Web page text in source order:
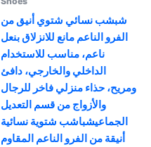
page
شبشب نسائي شتوي أنيق من
الفرو الناعم مانع للانزلاق بنعل
ناعم، مناسب للاستخدام
الداخلي والخارجي، دافئ
ومريح، حذاء منزلي فاخر للرجال
والأزواج من قسم التعديل
الجماعيشباشب شتوية نسائية
أنيقة من الفرو الناعم المقاوم